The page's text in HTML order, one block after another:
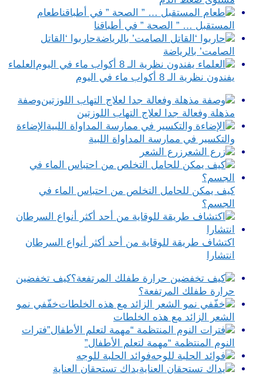
طعام
المستقبل … ” الصحة ” في أطباقنا
حاربوا ‘القاتل
الصامت’ بالرياضة
العلماء
يفندون نظرية الـ 8 أكواب ماء في اليوم
وصفة
مذهلة وفعالة جدا لعلاج التهاب اللوزتين
الإضاءة
والتكسير في ممارسة المداواة اللبية
زرع الشعر
كيف يمكن للحامل التخلص من احتباس الماء في
الجسم؟
اكتشاف طريقة للوقاية من أحد أكثر أنواع السرطان
انتشارا
كيف تخفضين
حرارة طفلك المرتفعة؟
خفّفي نمو
الشعر الزائد مع هذه الخلطات
فترات
النوم المنتظمة “مهمة لتعلم الأطفال”
فوائد الحلبة للوجه
يداك تستحقان العناية